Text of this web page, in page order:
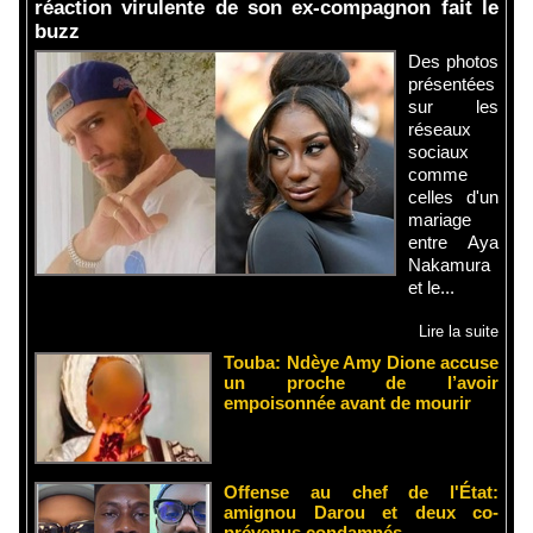
réaction virulente de son ex-compagnon fait le
buzz
Des photos
présentées
sur les
réseaux
sociaux
comme
celles d'un
mariage
entre Aya
Nakamura
et le...
Lire la suite
Touba: Ndèye Amy Dione accuse
un proche de l’avoir
empoisonnée avant de mourir
Offense au chef de l'État:
amignou Darou et deux co-